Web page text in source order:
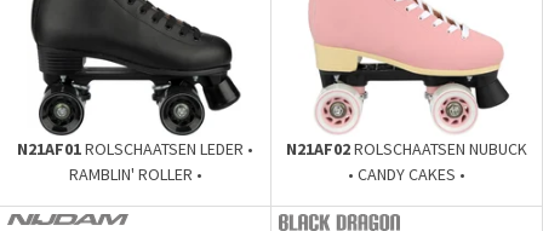
N21AF01ROLSCHAATSEN LEDER •
RAMBLIN' ROLLER •
N21AF02ROLSCHAATSEN NUBUCK
• CANDY CAKES •